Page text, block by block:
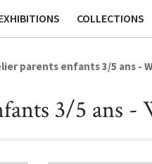
Archives
COLLECTIONS
Publications
parents enfants 3/5 ans -
3/5 ans -